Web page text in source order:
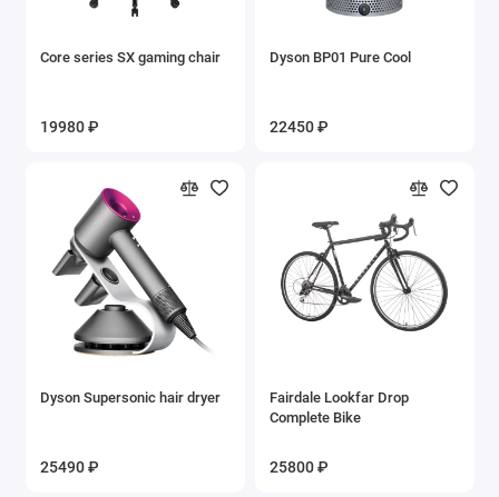
Core series SX gaming chair
19980 ₽
Dyson BP01 Pure Cool
22450 ₽
Dyson Supersonic hair dryer
25490 ₽
Fairdale Lookfar Drop
Complete Bike
25800 ₽